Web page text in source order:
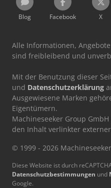
Blog Facebook X
Alle Informationen,
sind freibleibend und
Mit der Benutzung dieser
und Datenschutzerklärung
Ausgewiesene Marken
Eigentümern.
Machineseeker Group
den Inhalt verlinkter
© 1999 - 2026
Diese Website ist durch
Datenschutzbestimmungen und
Google.